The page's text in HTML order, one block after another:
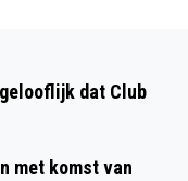
dat Club
met komst van